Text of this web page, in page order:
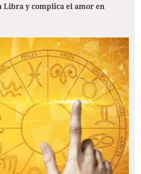
Libra y complica el amor en